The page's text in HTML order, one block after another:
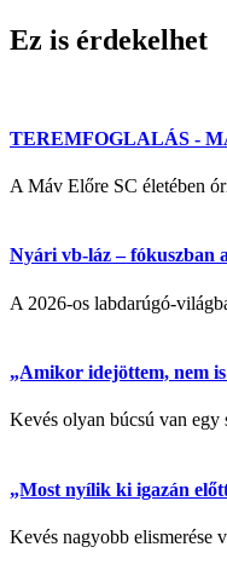
Ez is érdekelhet
TEREMFOGLALÁS -
A Máv Előre SC életében
Nyári vb-láz – fókuszban
A 2026-os labdarúgó-
„Amikor idejöttem, nem
Kevés olyan búcsú van
„Most nyílik ki igazán
Kevés nagyobb elismerése